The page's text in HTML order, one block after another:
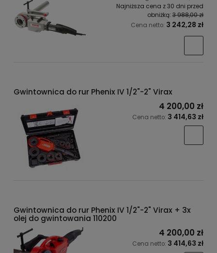
Najniższa cena z 30 dni przed
obniżką: 3 988,00 zł
Cena netto: 3 242,28 zł
Gwintownica do rur Phenix IV 1/2"-2" Virax
4 200,00 zł
Cena netto: 3 414,63 zł
Gwintownica do rur Phenix IV 1/2"-2" Virax + 3x
olej do gwintowania 110200
4 200,00 zł
Cena netto: 3 414,63 zł